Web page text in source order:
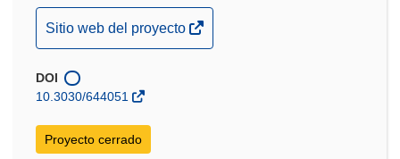
(se
abrirá
una
ventana)
Sitio web del proyecto
DOI
10.3030/644051
Proyecto cerrado